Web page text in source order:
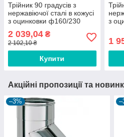
Трійник 90 градусів з
нержавіючої сталі в кожусі
з оцинковки ф160/230
2 039,04 ₴
2 102,10 ₴
Купити
з
1
Акційні пропозиції та
–3%